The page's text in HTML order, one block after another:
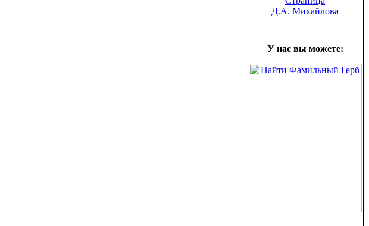
Д.А. Михайлова
У нас вы можете: